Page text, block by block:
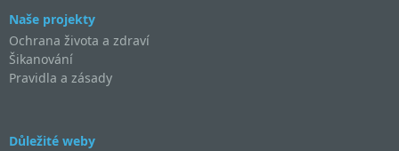
Naše projekty
Ochrana života a zdraví
Šikanování
Pravidla a zásady
Důležité weby